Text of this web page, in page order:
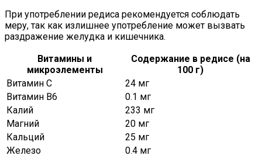
При употреблении редиса рекомендуется соблюдать
меру, так как излишнее употребление может вызвать
раздражение желудка и кишечника.
Витамины и
микроэлементы
Содержание в редисе (на
100 г)
Витамин C
24 мг
Витамин B6
0.1 мг
Калий
233 мг
Магний
20 мг
Кальций
25 мг
Железо
0.4 мг